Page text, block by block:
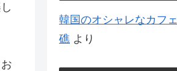
韓国のオシャレなカフェ
礁 より